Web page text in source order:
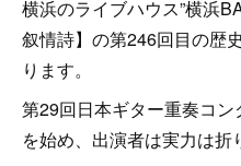
横浜のライブハウス”横浜
叙情詩】の第246回目の歴
ります。
第29回日本ギター重奏コ
を始め、出演者は実力は折